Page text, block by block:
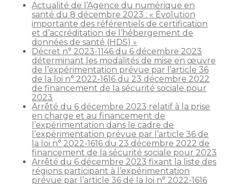
Actualité de l’Agence du numérique en
santé du 8 décembre 2023 : « Évolution
importante des référentiels de certification
et d’accréditation de l’hébergement de
données de santé (HDS) »
Décret n° 2023-1146 du 6 décembre 2023
déterminant les modalités de mise en œuvre
de l’expérimentation prévue par l’article 36
de la loi n° 2022-1616 du 23 décembre 2022
de financement de la sécurité sociale pour
2023
Arrêté du 6 décembre 2023 relatif à la prise
en charge et au financement de
l’expérimentation dans le cadre de
l’expérimentation prévue par l’article 36 de
la loi n° 2022-1616 du 23 décembre 2022 de
financement de la sécurité sociale pour 2023
Arrêté du 6 décembre 2023 fixant la liste des
régions participant à l’expérimentation
prévue par l’article 36 de la loi n° 2022-1616